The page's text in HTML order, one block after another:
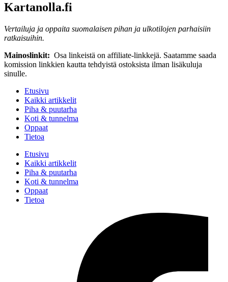
Kartanolla.fi
Vertailuja ja oppaita suomalaisen pihan ja ulkotilojen parhaisiin
ratkaisuihin.
Mainoslinkit: Osa linkeistä on affiliate-linkkejä. Saatamme saada
komission linkkien kautta tehdyistä ostoksista ilman lisäkuluja
sinulle.
Etusivu
Kaikki artikkelit
Piha & puutarha
Koti & tunnelma
Oppaat
Tietoa
Etusivu
Kaikki artikkelit
Piha & puutarha
Koti & tunnelma
Oppaat
Tietoa